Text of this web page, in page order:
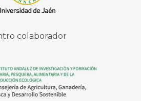
colaborador